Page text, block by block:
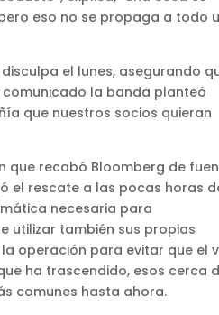
eso no se propaga a todo
el lunes, asegurando
comunicado la banda planteó
que nuestros socios quieran
que recabó Bloomberg de
el rescate a las pocas horas
necesaria para
utilizar también sus propias
operación para evitar que el
ha trascendido, esos cerca
comunes hasta ahora.